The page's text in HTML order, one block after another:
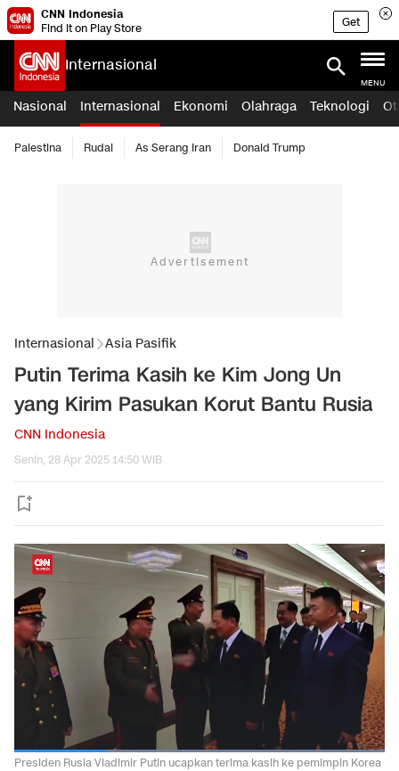
CNN Indonesia
Find it on Play Store
Get
Internasional
MENU
Nasional Internasional Ekonomi Olahraga Teknologi
Palestina Rudal As Serang Iran Donald Trump
Internasional Asia Pasifik
Putin Terima Kasih ke Kim Jong Un
yang Kirim Pasukan Korut Bantu Rusia
CNN Indonesia
Senin, 28 Apr 2025 14:50 WIB
Presiden Rusia Vladimir Putin ucapkan terima kasih ke pemimpin Korea